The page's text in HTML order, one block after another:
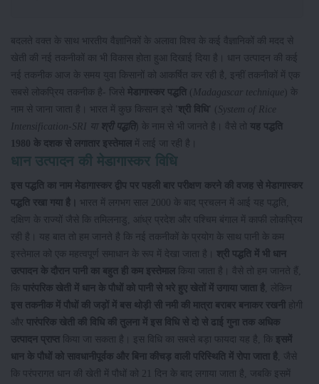
बदलते वक्त के साथ भारतीय वैज्ञानिकों के अलावा विश्व के कई वैज्ञानिकों की मदद से
खेती की नई तकनीकों का भी विकास होता हुआ दिखाई दिया है। धान उत्पादन की कई
नई तकनीक आज के समय युवा किसानों को आकर्षित कर रही है, इन्हीं तकनीकों में एक
सबसे लोकप्रिय तकनीक है- जिसे मेडागास्कर पद्धति ( Madagascar technique ) के
नाम से जाना जाता है। भारत में कुछ किसान इसे
'श्री विधि' ( System of Rice
Intensification-SRI या श्री पद्धति) के नाम से भी जानते है। वैसे तो यह पद्धति
1980 के दशक से लगातार इस्तेमाल में लाई जा रही है।
धान उत्पादन की मेडागास्कर विधि
इस पद्धति का नाम मेडागास्कर द्वीप पर पहली बार परीक्षण करने की वजह से मेडागास्कर
पद्धति रखा गया है।
भारत में लगभग साल 2000 के बाद प्रचलन में आई यह पद्धति,
दक्षिण के राज्यों जैसे कि तमिलनाडु, आंध्र प्रदेश और पश्चिम बंगाल में काफी लोकप्रिय
रही है। यह बात तो हम जानते है कि नई तकनीकों के प्रयोग के साथ पानी के कम
इस्तेमाल को एक महत्वपूर्ण समाधान के रूप में देखा जाता है। श्री पद्धति में भी धान
उत्पादन के दौरान पानी का बहुत ही कम इस्तेमाल किया जाता है। वैसे तो हम जानते हैं,
कि पारंपरिक खेती में धान के पौधों को पानी से भरे हुए खेतों में उगाया जाता है , लेकिन
इस तकनीक में पौधों की जड़ों में बस थोड़ी सी नमी की मात्रा बराबर बनाकर रखनी होगी
और पारंपरिक खेती की विधि की तुलना में इस विधि से दो से ढाई गुना तक अधिक
उत्पादन प्राप्त किया जा सकता है। इस विधि का सबसे बड़ा फायदा यह है, कि इसमें
धान के पौधों को सावधानीपूर्वक और बिना कीचड़ वाली परिस्थिति में रोपा जाता है , जैसे
कि परंपरागत धान की खेती में पौधों को 21 दिन के बाद लगाया जाता है, जबकि इसमें